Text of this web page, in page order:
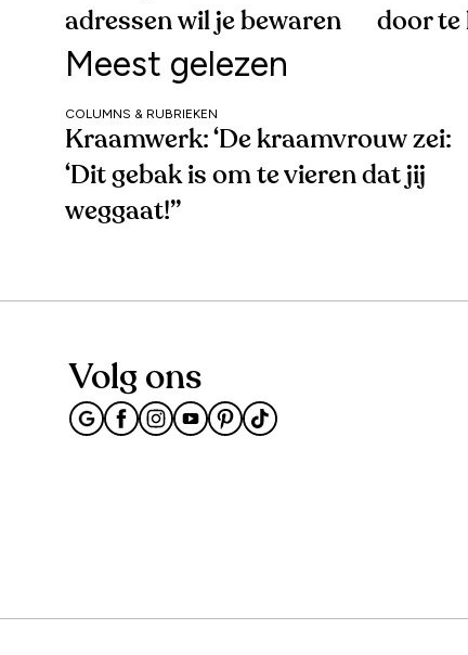
adressen wil je bewaren
door te
Meest gelezen
COLUMNS & RUBRIEKEN
Kraamwerk: ‘De kraamvrouw zei:
‘Dit gebak is om te vieren dat jij
weggaat!’’
Volg ons